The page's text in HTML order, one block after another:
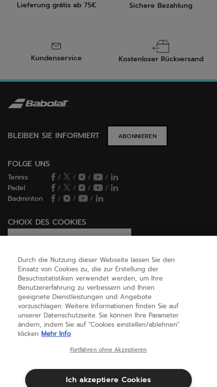
Lieferung grátis ab 75€ Sichere Bezahlung
Kundenservice Kostenloser Rückversand
BLEIBEN SIE INFORMIERT ABONNIEREN
FOLGE UNS
Tennis / / /
/
Padel
/ / /
/
Badminton
/ / /
CHOIX DES COOKIES
HILFE
ÜBER UNS
(deutsch)
Durch die Nutzung dieser Webseite lassen Sie den
Einsatz von Cookies zu, die zur Erstellung der
Besuchsstatistiken verwendet werden, um Ihre
Benutzererfahrung zu verbessern und Ihnen
geeignete Dienstleistungen und Angebote
vorzuschlagen. Weitere Informationen finden Sie auf
unserer Datenschutzseite. Sie können Ihre Parameter
ändern, indem Sie auf "Cookies einstellen/ablehnen"
klicken Mehr Info
Fortfahren ohne Akzeptieren
Ich akzeptiere Cookies